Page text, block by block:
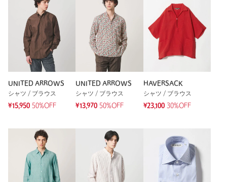
UNITED ARROWS
シャツ / ブラウス
¥15,950 50%OFF
UNITED ARROWS
シャツ / ブラウス
¥13,970 50%OFF
HAVERSACK
シャツ / ブラウス
¥23,100 30%OFF